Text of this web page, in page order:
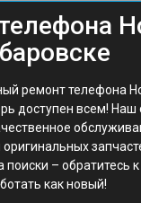
ремонт телефона
доступен всем! Наш
поиски – обратитесь
как новый!